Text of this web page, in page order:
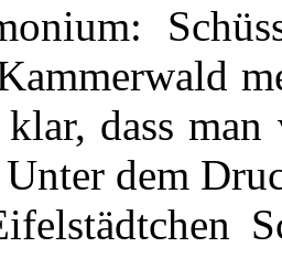
dass
dem